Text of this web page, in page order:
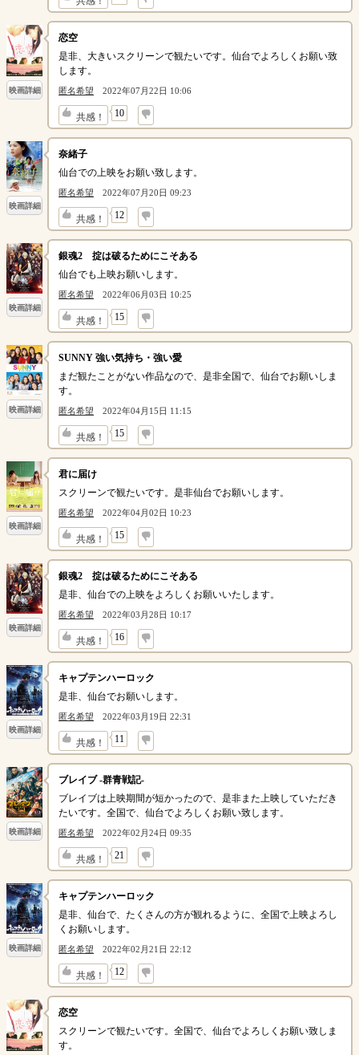
映画詳細
恋空
是非、大きいスクリーンで観たいです。仙台でよろしくお願い致
します。
匿名希望 2022年07月22日 10:06
共感！ 10
↓
映画詳細
奈緒子
仙台での上映をお願い致します。
匿名希望 2022年07月20日 09:23
共感！ 12
↓
映画詳細
銀魂2 掟は破るためにこそある
仙台でも上映お願いします。
匿名希望 2022年06月03日 10:25
共感！ 15
↓
映画詳細
SUNNY 強い気持ち・強い愛
まだ観たことがない作品なので、是非全国で、仙台でお願いしま
す。
匿名希望 2022年04月15日 11:15
共感！ 15
↓
映画詳細
君に届け
スクリーンで観たいです。是非仙台でお願いします。
匿名希望 2022年04月02日 10:23
共感！ 15
↓
映画詳細
銀魂2 掟は破るためにこそある
是非、仙台での上映をよろしくお願いいたします。
匿名希望 2022年03月28日 10:17
共感！ 16
↓
映画詳細
キャプテンハーロック
是非、仙台でお願いします。
匿名希望 2022年03月19日 22:31
共感！ 11
↓
映画詳細
ブレイブ -群青戦記-
ブレイブは上映期間が短かったので、是非また上映していただき
たいです。全国で、仙台でよろしくお願い致します。
匿名希望 2022年02月24日 09:35
共感！ 21
↓
映画詳細
キャプテンハーロック
是非、仙台で、たくさんの方が観れるように、全国で上映よろし
くお願いします。
匿名希望 2022年02月21日 22:12
共感！ 12
↓
恋空
スクリーンで観たいです。全国で、仙台でよろしくお願い致しま
す。